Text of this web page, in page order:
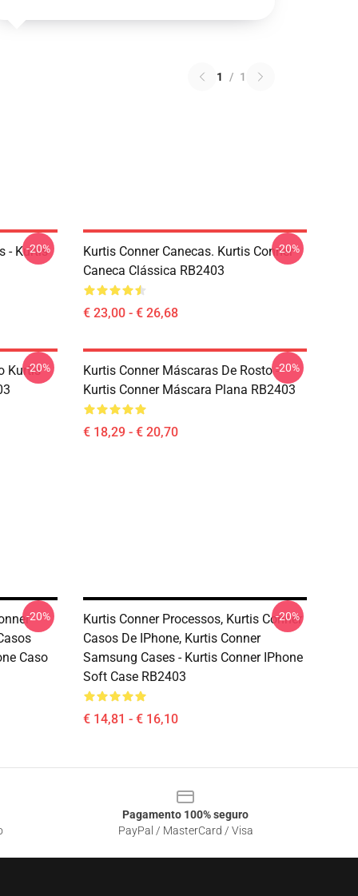
1 / 1
- Kurtis
-20%
Kurtis Conner Canecas. Kurtis Conner
Caneca Clássica RB2403
€ 23,00 - € 26,68
-20%
Kurtis
-20%
Kurtis Conner Máscaras De Rosto -
Kurtis Conner Máscara Plana RB2403
€ 18,29 - € 20,70
-20%
Caso
-20%
Kurtis Conner Processos, Kurtis Conner
Casos De IPhone, Kurtis Conner
Samsung Cases - Kurtis Conner IPhone
Soft Case RB2403
€ 14,81 - € 16,10
-20%
Pagamento 100% seguro
PayPal / MasterCard / Visa